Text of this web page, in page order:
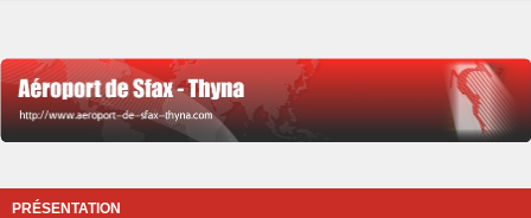
PRÉSENTATION